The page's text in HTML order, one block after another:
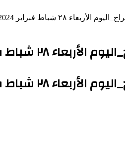
٢٨ شباط فبراير 2024
٢٨ شباط فبراير 2024
٢٨ شباط فبراير 2024